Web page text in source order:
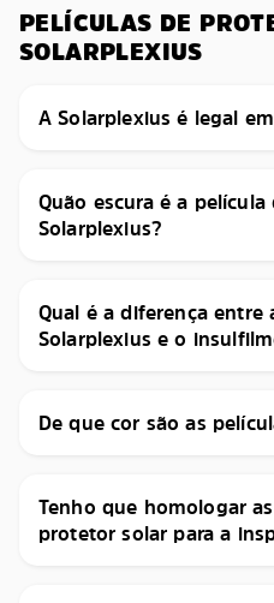
PELÍCULAS DE
SOLARPLEXIUS
A Solarplexius é legal
Quão escura é a
Solarplexius?
Qual é a diferença entre
Solarplexius e o
De que cor são as
Tenho que homologar
protetor solar para a